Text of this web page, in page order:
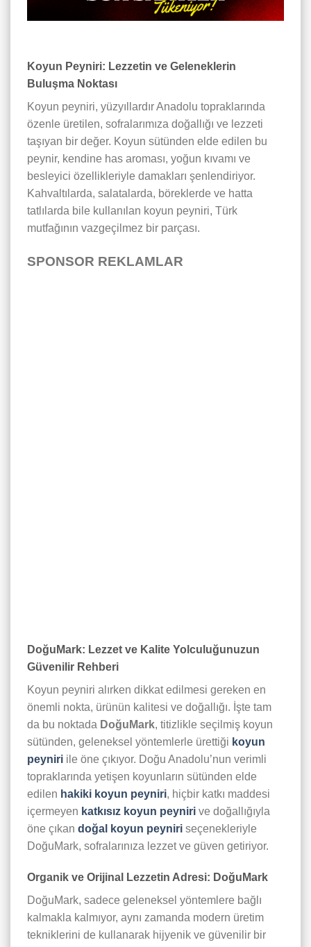
Koyun Peyniri: Lezzetin ve Geleneklerin
Buluşma Noktası
Koyun peyniri, yüzyıllardır Anadolu topraklarında
özenle üretilen, sofralarımıza doğallığı ve lezzeti
taşıyan bir değer. Koyun sütünden elde edilen bu
peynir, kendine has aroması, yoğun kıvamı ve
besleyici özellikleriyle damakları şenlendiriyor.
Kahvaltılarda, salatalarda, böreklerde ve hatta
tatlılarda bile kullanılan koyun peyniri, Türk
mutfağının vazgeçilmez bir parçası.
SPONSOR REKLAMLAR
DoğuMark: Lezzet ve Kalite Yolculuğunuzun
Güvenilir Rehberi
Koyun peyniri alırken dikkat edilmesi gereken en
önemli nokta, ürünün kalitesi ve doğallığı. İşte tam
da bu noktada DoğuMark, titizlikle seçilmiş koyun
sütünden, geleneksel yöntemlerle ürettiği koyun
peyniri ile öne çıkıyor. Doğu Anadolu’nun verimli
topraklarında yetişen koyunların sütünden elde
edilen hakiki koyun peyniri, hiçbir katkı maddesi
içermeyen katkısız koyun peyniri ve doğallığıyla
öne çıkan doğal koyun peyniri seçenekleriyle
DoğuMark, sofralarınıza lezzet ve güven getiriyor.
Organik ve Orijinal Lezzetin Adresi: DoğuMark
DoğuMark, sadece geleneksel yöntemlere bağlı
kalmakla kalmıyor, aynı zamanda modern üretim
tekniklerini de kullanarak hijyenik ve güvenilir bir